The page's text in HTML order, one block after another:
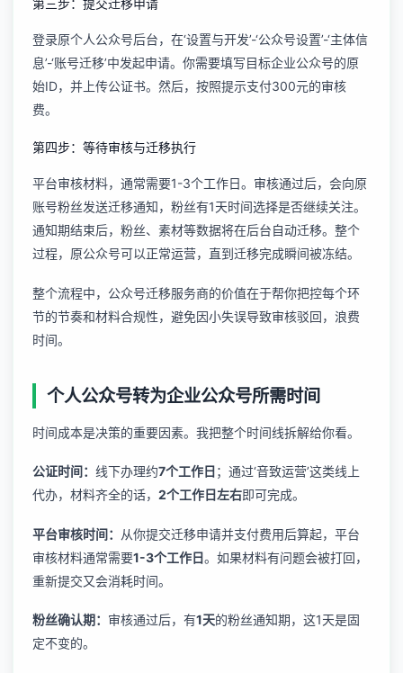
登录原个人公众号后台，在‘设置与开发’-‘公众号设置’-‘主体信
息’-‘账号迁移’中发起申请。你需要填写目标企业公众号的原
始ID，并上传公证书。然后，按照提示支付300元的审核
费。
第四步：等待审核与迁移执行
平台审核材料，通常需要1-3个工作日。审核通过后，会向原
账号粉丝发送迁移通知，粉丝有1天时间选择是否继续关注。
通知期结束后，粉丝、素材等数据将在后台自动迁移。整个
过程，原公众号可以正常运营，直到迁移完成瞬间被冻结。
整个流程中， 公众号迁移服务商的价值在于帮你把控每个环
节的节奏和材料合规性，避免因小失误导致审核驳回，浪费
时间。
个人公众号转为企业公众号所需时间
时间成本是决策的重要因素。我把整个时间线拆解给你看。
公证时间： 线下办理约7个工作日 ；通过‘音致运营’这类线上
代办，材料齐全的话， 2个工作日左右即可完成。
平台审核时间：
从你提交迁移申请并支付费用后算起，平台
审核材料通常需要1-3个工作日。如果材料有问题会被打回，
重新提交又会消耗时间。
粉丝确认期： 审核通过后，有1天的粉丝通知期，这1天是固
定不变的。